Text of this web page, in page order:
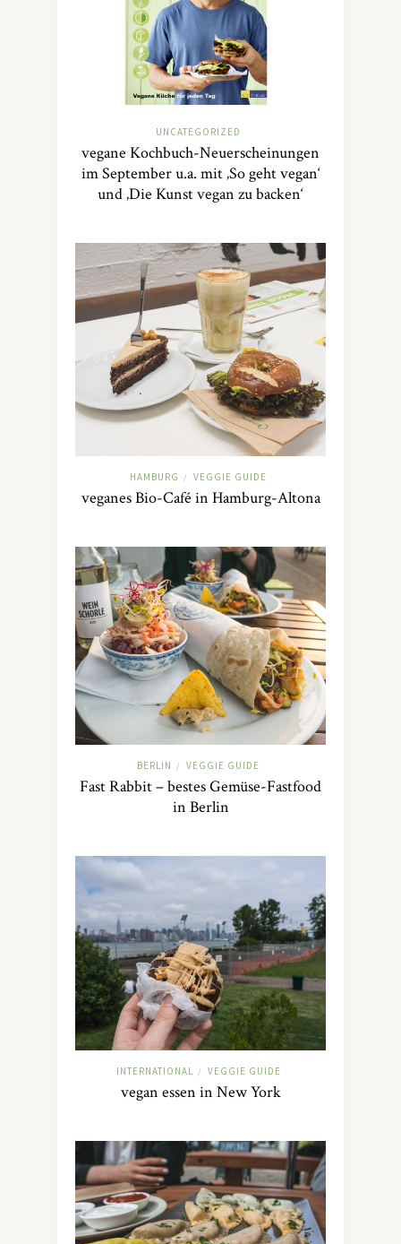
UNCATEGORIZED
vegane Kochbuch-Neuerscheinungen
im September u.a. mit ‚So geht vegan‘
und ‚Die Kunst vegan zu backen‘
HAMBURG / VEGGIE GUIDE
veganes Bio-Café in Hamburg-Altona
BERLIN / VEGGIE GUIDE
Fast Rabbit – bestes Gemüse-Fastfood
in Berlin
INTERNATIONAL / VEGGIE GUIDE
vegan essen in New York